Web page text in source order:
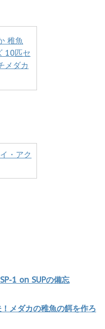
稚魚
10匹セ
メダカ
・アク
1 on SUPの備忘
メダカの稚魚の餌を作ろ